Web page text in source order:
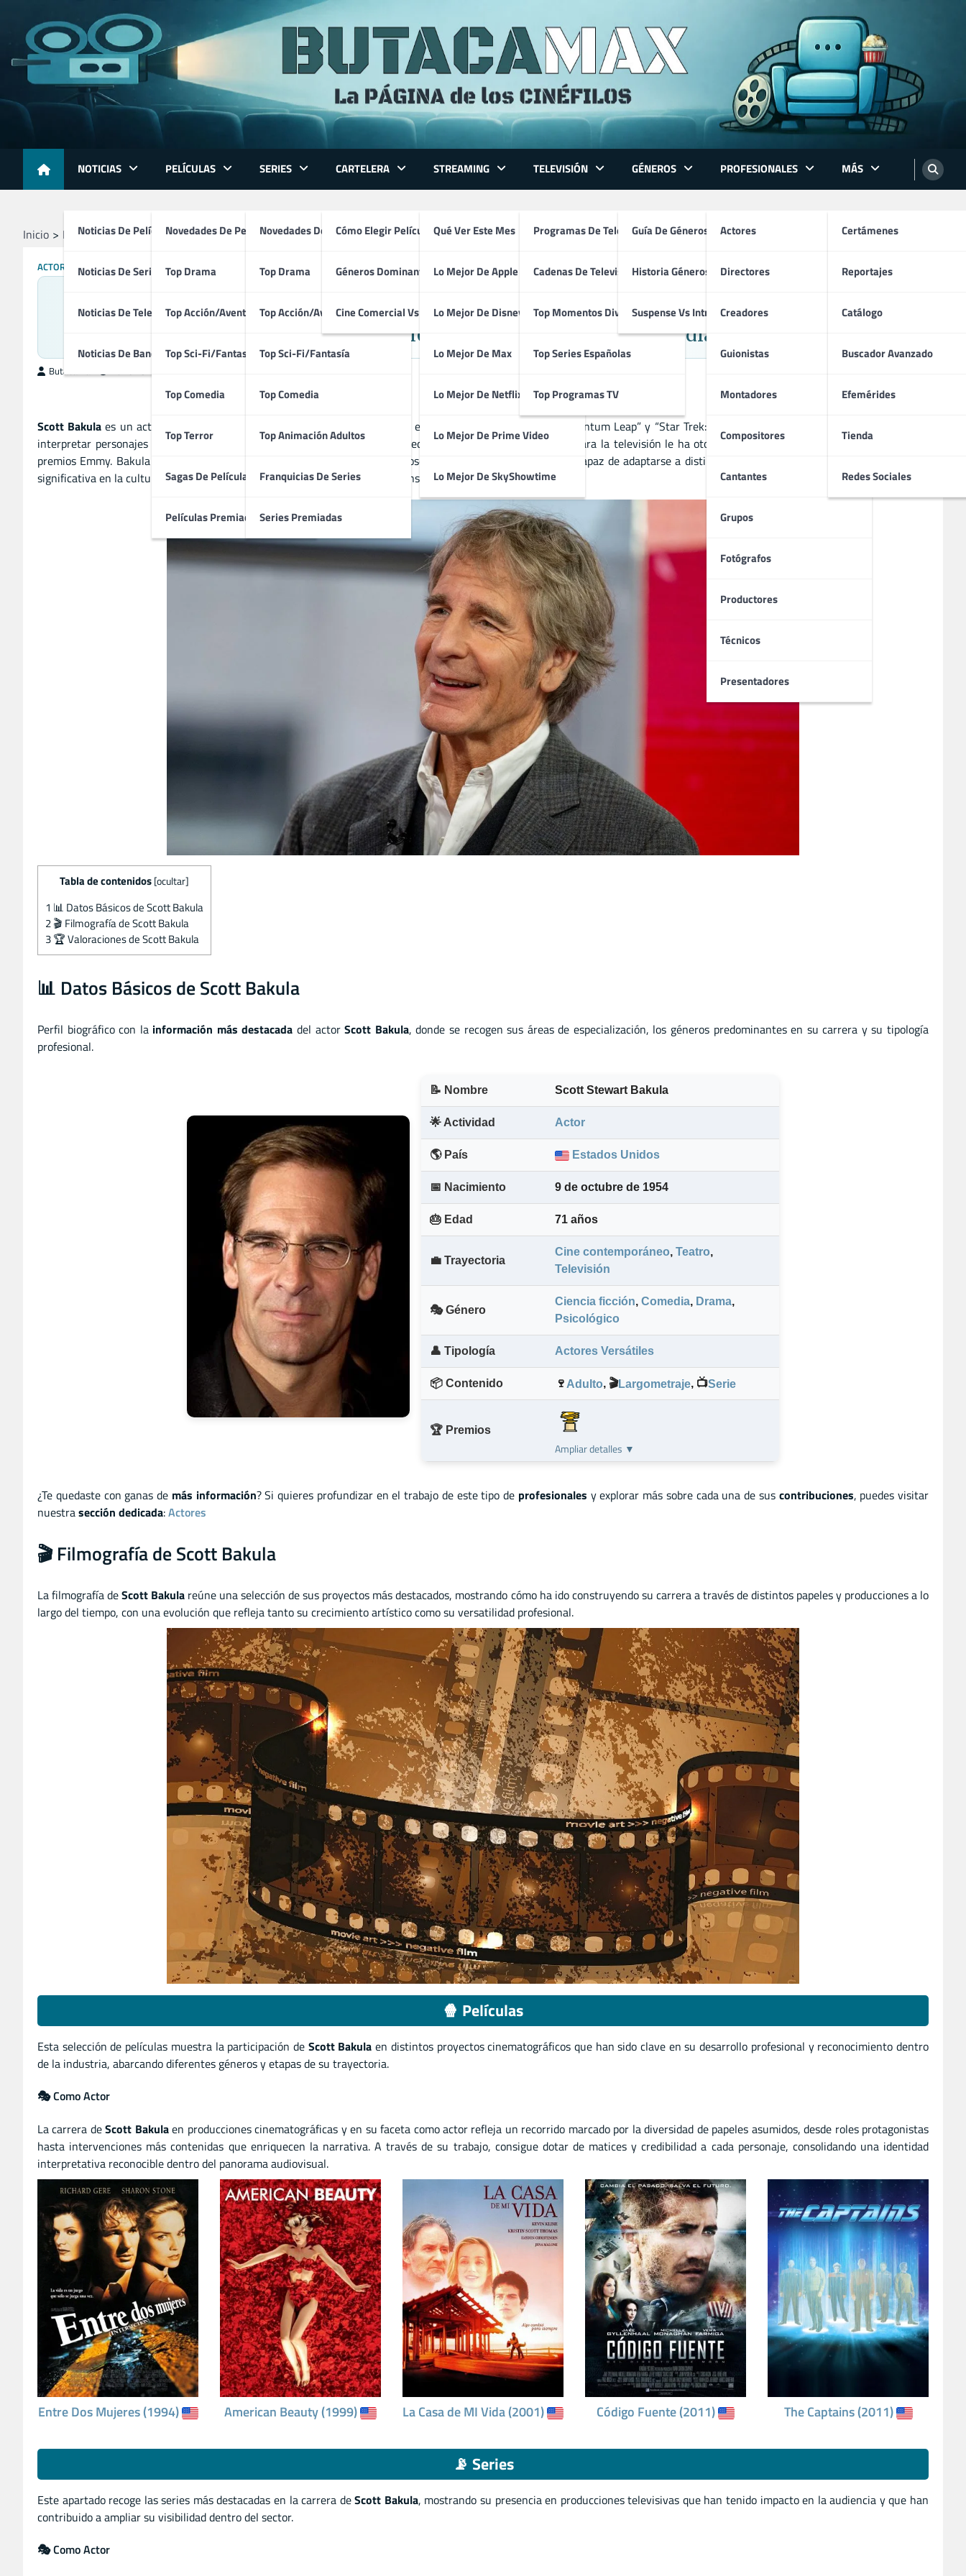
content
NOTICIAS
Noticias De Películas
Noticias De Series
Noticias De Televisión
Noticias De Bandas Sonoras
PELÍCULAS
Novedades De Películas
Top Drama
Top Acción/Aventura
Top Sci-Fi/Fantasía
Top Comedia
Top Terror
Sagas De Películas
Películas Premiadas
SERIES
Novedades De Series
Top Drama
Top Acción/Aventura
Top Sci-Fi/Fantasía
Top Comedia
Top Animación Adultos
Franquicias De Series
Series Premiadas
CARTELERA
Cómo Elegir Película
Géneros Dominantes
Cine Comercial Vs Autor
STREAMING
Qué Ver Este Mes
Lo Mejor De Apple TV
Lo Mejor De Disney+
Lo Mejor De Max
Lo Mejor De Netflix
Lo Mejor De Prime Video
Lo Mejor De SkyShowtime
TELEVISIÓN
Programas De Televisión
Cadenas De Televisión
Top Momentos Divertidos
Top Series Españolas
Top Programas TV
GÉNEROS
Guía De Géneros
Historia Géneros TV
Suspense Vs Intriga
PROFESIONALES
Actores
Directores
Creadores
Guionistas
Montadores
Compositores
Cantantes
Grupos
Fotógrafos
Productores
Técnicos
Presentadores
MÁS
Certámenes
Reportajes
Catálogo
Buscador Avanzado
Efemérides
Tienda
Redes Sociales
Inicio Profesionales Actores Scott Bakula
ACTORES
Scott Bakula
Versatilidad en Ciencia Ficción, Drama y Comedia
ButacaMax
Scott Bakula es un actor estadounidense conocido por sus papeles icónicos en series de televisión como “Quantum Leap” y “Star Trek: Enterprise”. Destaca por su versatilidad para
interpretar personajes complejos, combinando ciencia ficción, drama y comedia con naturalidad. Su talento para la televisión le ha otorgado reconocimiento internacional y varios
premios Emmy. Bakula también ha trabajado en cine y teatro, consolidándose como un intérprete completo capaz de adaptarse a distintos géneros y formatos, dejando una huella
significativa en la cultura pop y en la televisión contemporánea estadounidense.
Tabla de contenidos [ocultar]
1 📊 Datos Básicos de Scott Bakula
2🎬 Filmografía de Scott Bakula
3🏆 Valoraciones de Scott Bakula
📊 Datos Básicos de Scott Bakula
Perfil biográfico con la información más destacada del actorScott Bakula, donde se recogen sus áreas de especialización, los géneros predominantes en su carrera y su tipología
profesional.
📝 Nombre Scott Stewart Bakula
🌟 Actividad Actor
🌎 País Estados Unidos
📅 Nacimiento 9 de octubre de 1954
🎂 Edad 71 años
💼 Trayectoria
Cine contemporáneo, Teatro,
Televisión
🎭 Género
Ciencia ficción, Comedia, Drama,
Psicológico
👤 Tipología Actores Versátiles
📦 Contenido 🍷 Adulto, 🎬Largometraje, 📺Serie
🏆 Premios
Ampliar detalles ▼
¿Te quedaste con ganas de más información? Si quieres profundizar en el trabajo de este tipo de profesionales y explorar más sobre cada una de sus contribuciones, puedes visitar
nuestrasección dedicada:Actores
🎬 Filmografía de Scott Bakula
La filmografía deScott Bakula reúne una selección de sus proyectos más destacados, mostrando cómo ha ido construyendo su carrera a través de distintos papeles y producciones a lo
largo del tiempo, con una evolución que refleja tanto su crecimiento artístico como su versatilidad profesional.
🍿 Películas
Esta selección de películas muestra la participación de Scott Bakula en distintos proyectos cinematográficos que han sido clave en su desarrollo profesional y reconocimiento dentro
de la industria, abarcando diferentes géneros y etapas de su trayectoria.
🎭 Como Actor
La carrera deScott Bakulaen producciones cinematográficas y en su faceta como actor refleja un recorrido marcado por la diversidad de papeles asumidos, desde roles protagonistas
hasta intervenciones más contenidas que enriquecen la narrativa. A través de su trabajo, consigue dotar de matices y credibilidad a cada personaje, consolidando una identidad
interpretativa reconocible dentro del panorama audiovisual.
Entre Dos Mujeres (1994) American Beauty (1999) La Casa de MI Vida (2001) Código Fuente (2011) The Captains (2011)
📡 Series
Este apartado recoge las series más destacadas en la carrera deScott Bakula, mostrando su presencia en producciones televisivas que han tenido impacto en la audiencia y que han
contribuido a ampliar su visibilidad dentro del sector.
🎭 Como Actor